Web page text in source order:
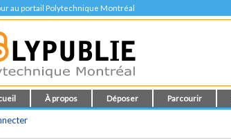
au portail Polytechnique Montréal
À propos Déposer Parcourir